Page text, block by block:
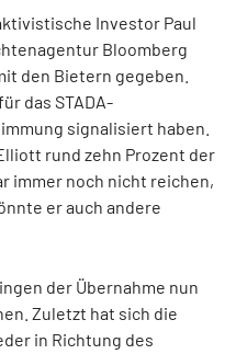
Investor Paul
Bloomberg
den Bietern gegeben.
das STADA-
signalisiert haben.
rund zehn Prozent der
immer noch nicht reichen,
er auch andere
der Übernahme nun
Zuletzt hat sich die
in Richtung des